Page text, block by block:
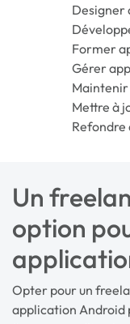
Designer
Former
Gérer
Mettre à
Un
option
Opter pour un
application Android